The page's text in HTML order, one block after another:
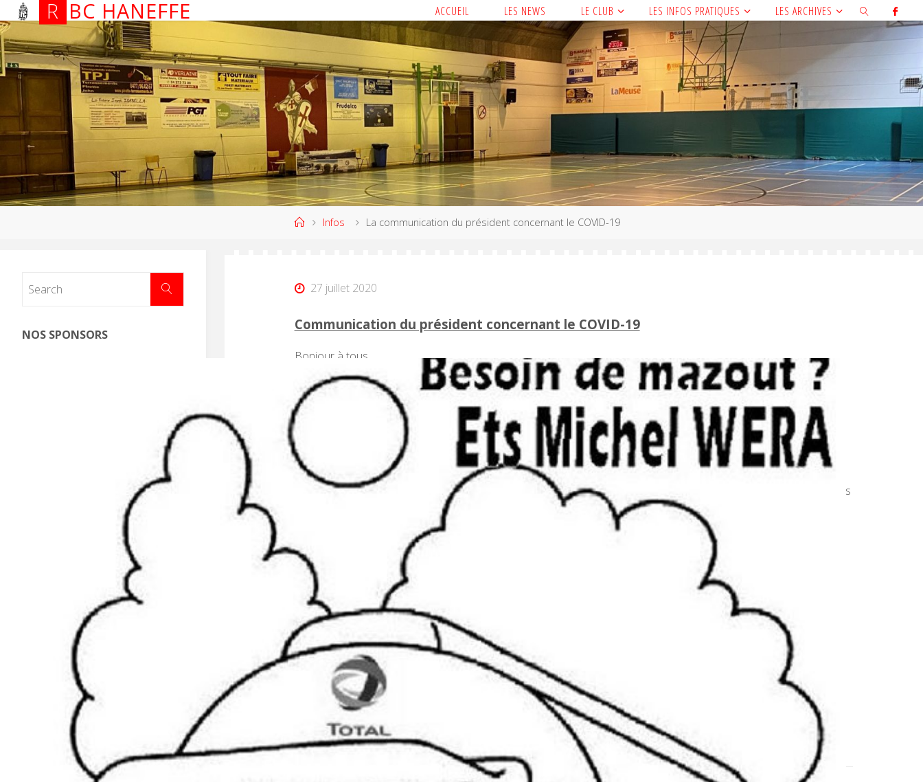
R BC HANEFFE ACCUEIL LES NEWS LE CLUB LES INFOS PRATIQUES LES ARCHIVES
Infos La communication du président concernant le COVID-19
27 juillet 2020
Communication du président concernant le COVID-19
Bonjour à tous,
Au vu du rebond de l’épidémie et en concertation avec les représentants de la commune, le RBC Haneffe ne
reprendra pas ses activités avant le 15 août au mieux. Ce délai pourrait à nouveau être postposé si les conditions
ne permettent pas une reprise dans une certaine sérénité.
Le stage de la fin août est actuellement maintenu car il concerne presque-exclusivement des enfants de moins de
12 ans. On refera le point vers le 15 août et si on peut toujours l’organiser, Didier prendra contact avec les parents
pour expliquer les mesures prises et les consignes à respecter.
Pour rappel, le stage est complet (44 stagiaires + 6 moniteurs) et une liste d’attente est tenue à jour par Didier.
Nous sommes vraiment désolés de devoir prendre de telles mesures mais nous pensons qu’en jouant la carte de
la prudence, nous participons activement à une reprise plus rapide des activités du club.
Bon courage et prenez bien soin de vous.
Laurent
Rappel important
Communication des DTs concernant la reprise
NOS SPONSORS